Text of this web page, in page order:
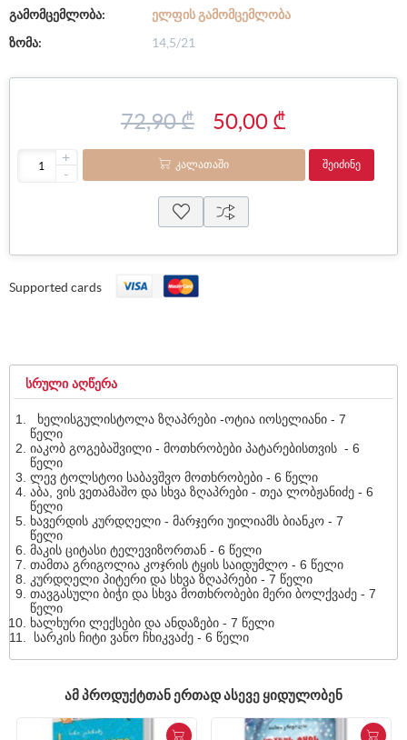
გამომცემლობა:
ᲔᲚᲤᲘᲡ ᲒᲐᲛᲝᲛᲪᲔᲛᲚᲝᲑᲐ
ზომა:
14,5/21
72,90 ₾ 50,00 ₾
+
-
ᲙᲐᲚᲐᲗᲐᲨᲘ ᲨᲔᲘᲫᲘᲜᲔ
Supported cards
ᲡᲠᲣᲚᲘ ᲐᲦᲬᲔᲠᲐ
ხელისგულისტოლა ზღაპრები -ოტია იოსელიანი - 7
წელი
იაკობ გოგებაშვილი - მოთხრობები პატარებისთვის - 6
წელი
ლევ ტოლსტოი საბავშვო მოთხრობები - 6 წელი
აბა, ვის ვეთამაშო და სხვა ზღაპრები - თეა ლობჟანიძე - 6
წელი
ხავერდის კურდღელი - მარჯერი უილიამს ბიანკო - 7
წელი
მაკის ციტასი ტელევიზორთან - 6 წელი
თამთა გრიგოლია კოჯრის ტყის საიდუმლო - 6 წელი
კურდღელი პიტერი და სხვა ზღაპრები - 7 წელი
თავგასული ბიჭი და სხვა მოთხრობები მერი ბოლქვაძე - 7
წელი
ხალხური ლექსები და ანდაზები - 7 წელი
სარკის ჩიტი ვანო ჩხიკვაძე - 6 წელი
ᲐᲛ ᲞᲠᲝᲓᲣᲥᲢᲗᲐᲜ ᲔᲠᲗᲐᲓ ᲐᲡᲔᲕᲔ ᲧᲘᲓᲣᲚᲝᲑᲔᲜ